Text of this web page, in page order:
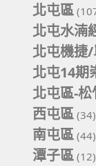
北屯區
北屯水湳
北屯機捷
北屯14期
北屯區-
西屯區 (34)
南屯區 (44)
潭子區 (12)